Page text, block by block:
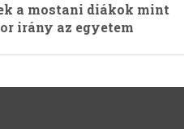
a mostani diákok mint
irány az egyetem